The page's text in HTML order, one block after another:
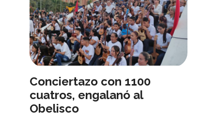
Conciertazo con 1100
cuatros, engalanó al
Obelisco